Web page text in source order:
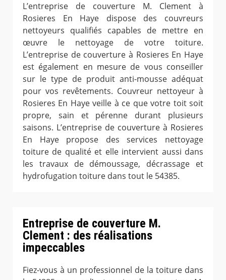
L’entreprise de couverture M. Clement à
Rosieres En Haye dispose des couvreurs
nettoyeurs qualifiés capables de mettre en
œuvre le nettoyage de votre toiture.
L’entreprise de couverture à Rosieres En Haye
est également en mesure de vous conseiller
sur le type de produit anti-mousse adéquat
pour vos revêtements. Couvreur nettoyeur à
Rosieres En Haye veille à ce que votre toit soit
propre, sain et pérenne durant plusieurs
saisons. L’entreprise de couverture à Rosieres
En Haye propose des services nettoyage
toiture de qualité et elle intervient aussi dans
les travaux de démoussage, décrassage et
hydrofugation toiture dans tout le 54385.
Entreprise de couverture M.
Clement : des réalisations
impeccables
Fiez-vous à un professionnel de la toiture dans